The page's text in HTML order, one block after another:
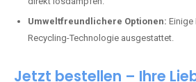
Umweltfreundlichere Optionen:
Recycling-Technologie ausgestattet.
Jetzt bestellen – Ihre